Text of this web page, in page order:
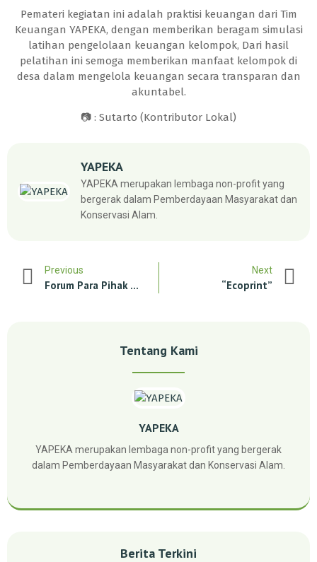
Pemateri kegiatan ini adalah praktisi keuangan dari Tim
Keuangan YAPEKA, dengan memberikan beragam simulasi
latihan pengelolaan keuangan kelompok, Dari hasil
pelatihan ini semoga memberikan manfaat kelompok di
desa dalam mengelola keuangan secara transparan dan
akuntabel.
📷 : Sutarto (Kontributor Lokal)
YAPEKA
YAPEKA merupakan lembaga non-profit yang
bergerak dalam Pemberdayaan Masyarakat dan
Konservasi Alam.
Previous
Forum Para Pihak Tentang Konsep Kolektif Aksi Iklim Dan Sistem Registrasi Nasional Tentang Pengurangan Emisi Di Provinsi Nusa Tenggara Timur
Next
“Ecoprint”
Tentang Kami
YAPEKA
YAPEKA merupakan lembaga non-profit yang bergerak
dalam Pemberdayaan Masyarakat dan Konservasi Alam.
Berita Terkini